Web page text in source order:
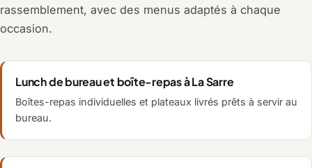
rassemblement, avec des menus adaptés à chaque
occasion.
Lunch de bureau et boîte-repas à La Sarre
Boîtes-repas individuelles et plateaux livrés prêts à servir au
bureau.